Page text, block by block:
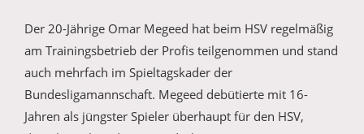
Der 20-Jährige Omar Megeed hat beim HSV regelmäßig
am Trainingsbetrieb der Profis teilgenommen und stand
auch mehrfach im Spieltagskader der
Bundesligamannschaft. Megeed debütierte mit 16-
Jahren als jüngster Spieler überhaupt für den HSV,